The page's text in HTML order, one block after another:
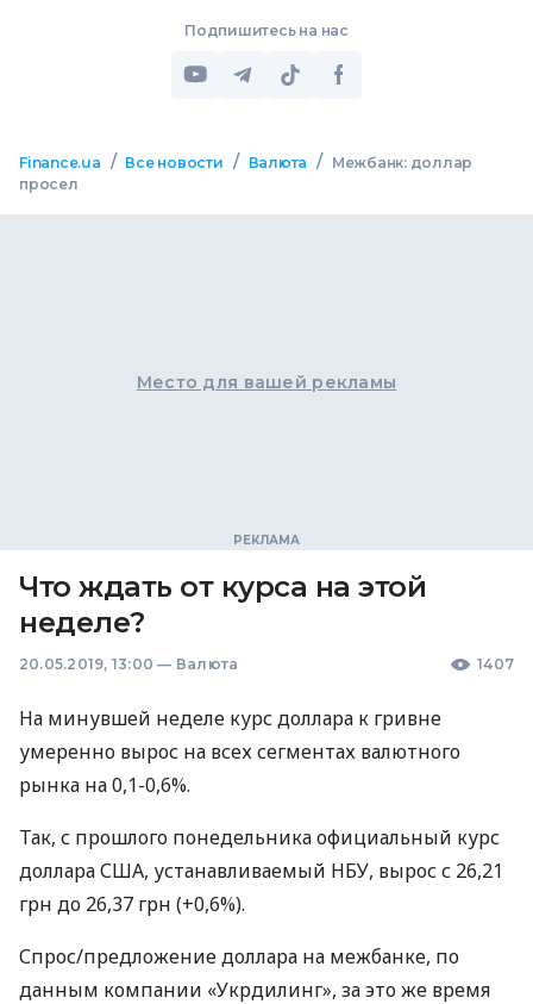
Подпишитесь на нас
Finance.ua / Все новости / Валюта /
Межбанк: доллар
просел
Место для вашей рекламы
Что ждать от курса на этой
неделе?
20.05.2019, 13:00 — Валюта 1407
На минувшей неделе курс доллара к гривне
умеренно вырос на всех сегментах валютного
рынка на 0,1-0,6%.
Так, с прошлого понедельника официальный курс
доллараСША, устанавливаемый НБУ, вырос с 26,21
грн до 26,37 грн (+0,6%).
Спрос/предложение доллара на межбанке, по
данным компании «Укрдилинг», за это же время